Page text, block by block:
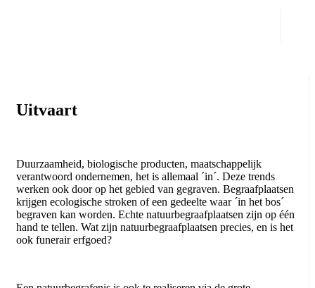
Uitvaart
Duurzaamheid, biologische producten, maatschappelijk
verantwoord ondernemen, het is allemaal ´in´. Deze trends
werken ook door op het gebied van gegraven. Begraafplaatsen
krijgen ecologische stroken of een gedeelte waar ´in het bos´
begraven kan worden. Echte natuurbegraafplaatsen zijn op één
hand te tellen. Wat zijn natuurbegraafplaatsen precies, en is het
ook funerair erfgoed?